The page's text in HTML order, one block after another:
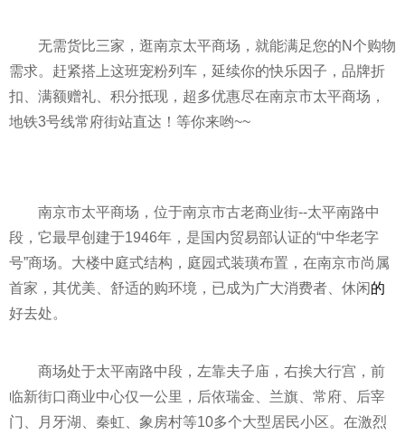
无需货比三家，逛南京太平商场，就能满足您的N个购物
需求。赶紧搭上这班宠粉列车，延续你的快乐因子，品牌折
扣、满额赠礼、积分抵现，超多优惠尽在南京市太平商场，
地铁3号线常府街站直达！等你来哟~~
南京市太平商场，位于南京市古老商业街--太平南路中
段，它最早创建于1946年，是国内贸易部认证的“中华老字
号”商场。大楼中庭式结构，庭园式装璜布置，在南京市尚属
首家，其优美、舒适的购环境，已成为广大消费者、休闲的
好去处。
商场处于太平南路中段，左靠夫子庙，右挨大行宫，前
临新街口商业中心仅一公里，后依瑞金、兰旗、常府、后宰
门、月牙湖、秦虹、象房村等10多个大型居民小区。在激烈